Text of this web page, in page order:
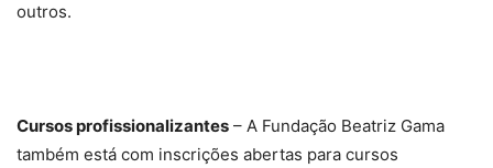
outros.
Cursos profissionalizantes – A Fundação Beatriz Gama
também está com inscrições abertas para cursos